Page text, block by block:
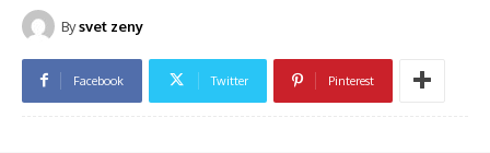
Bysvet zeny
Facebook Twitter Pinterest